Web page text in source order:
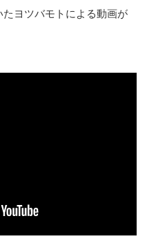
ヨツバモトによる動画が